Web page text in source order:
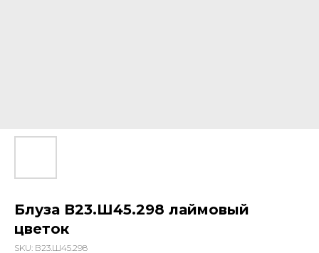
Блуза В23.Ш45.298 лаймовый
цветок
SKU: В23.Ш45.298